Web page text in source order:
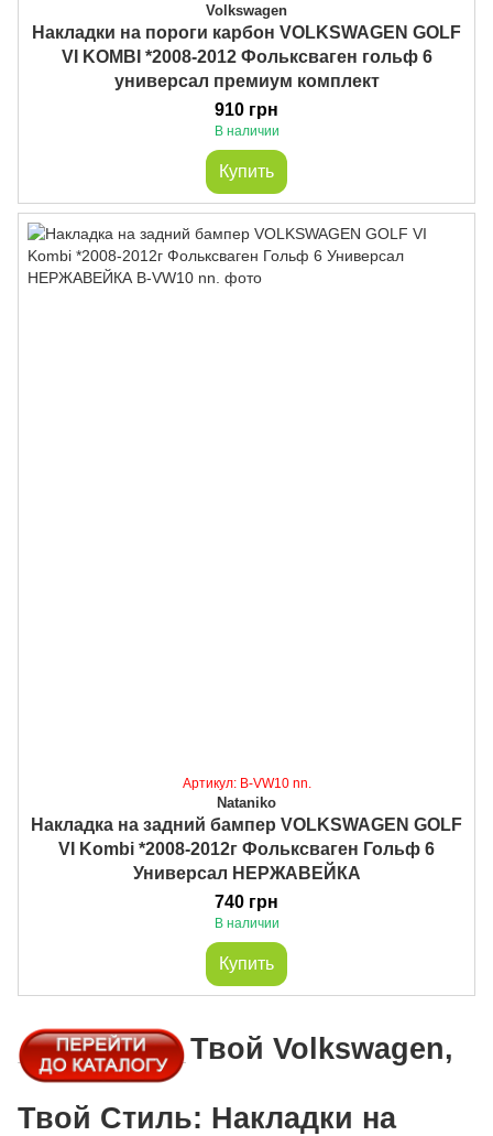
Volkswagen
Накладки на пороги карбон VOLKSWAGEN GOLF
VI KOMBI *2008-2012 Фольксваген гольф 6
универсал премиум комплект
910 грн
В наличии
Купить
Артикул: B-VW10 nn.
Nataniko
Накладка на задний бампер VOLKSWAGEN GOLF
VI Kombi *2008-2012г Фольксваген Гольф 6
Универсал НЕРЖАВЕЙКА
740 грн
В наличии
Купить
Твой Volkswagen,
Твой Стиль: Накладки на